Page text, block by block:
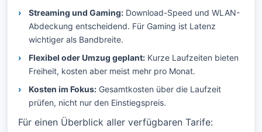
Streaming und Gaming: Download-Speed und WLAN-
Abdeckung entscheidend. Für Gaming ist Latenz
wichtiger als Bandbreite.
Flexibel oder Umzug geplant: Kurze Laufzeiten bieten
Freiheit, kosten aber meist mehr pro Monat.
Kosten im Fokus: Gesamtkosten über die Laufzeit
prüfen, nicht nur den Einstiegspreis.
Für einen Überblick aller verfügbaren Tarife: